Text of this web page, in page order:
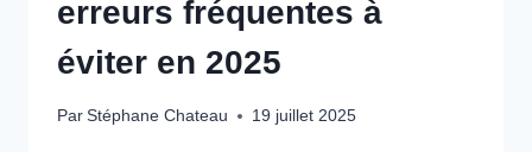
erreurs fréquentes à
éviter en 2025
Par Stéphane Chateau 19 juillet 2025